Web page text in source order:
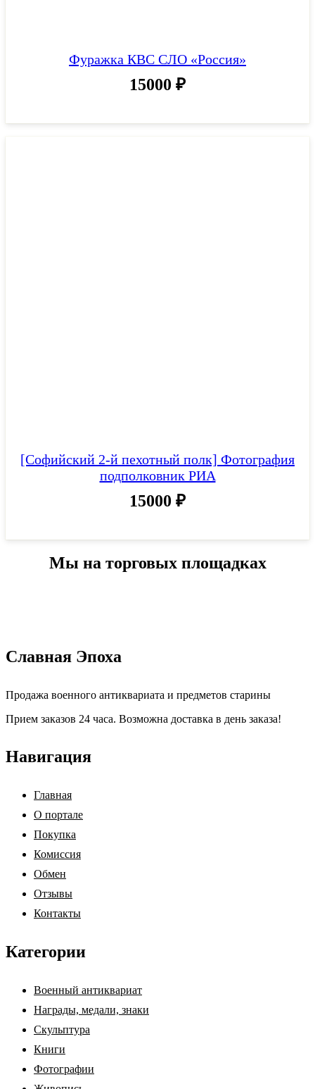
Фуражка КВС СЛО «Россия»
15000 ₽
[Софийский 2-й пехотный полк] Фотография
подполковник РИА
15000 ₽
Мы на торговых площадках
Славная Эпоха
Продажа военного антиквариата и предметов старины
Прием заказов 24 часа. Возможна доставка в день заказа!
Навигация
Главная
О портале
Покупка
Комиссия
Обмен
Отзывы
Контакты
Категории
Военный антиквариат
Награды, медали, знаки
Скульптура
Книги
Фотографии